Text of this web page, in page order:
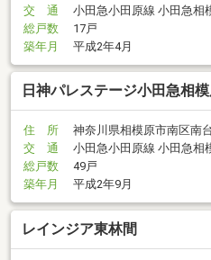
交 通
小田急小田原線 小田急相
総戸数
17戸
築年月
平成2年4月
日神パレステージ小田急相
住 所
神奈川県相模原市南区南
交 通
小田急小田原線 小田急相
総戸数
49戸
築年月
平成2年9月
レインジア東林間